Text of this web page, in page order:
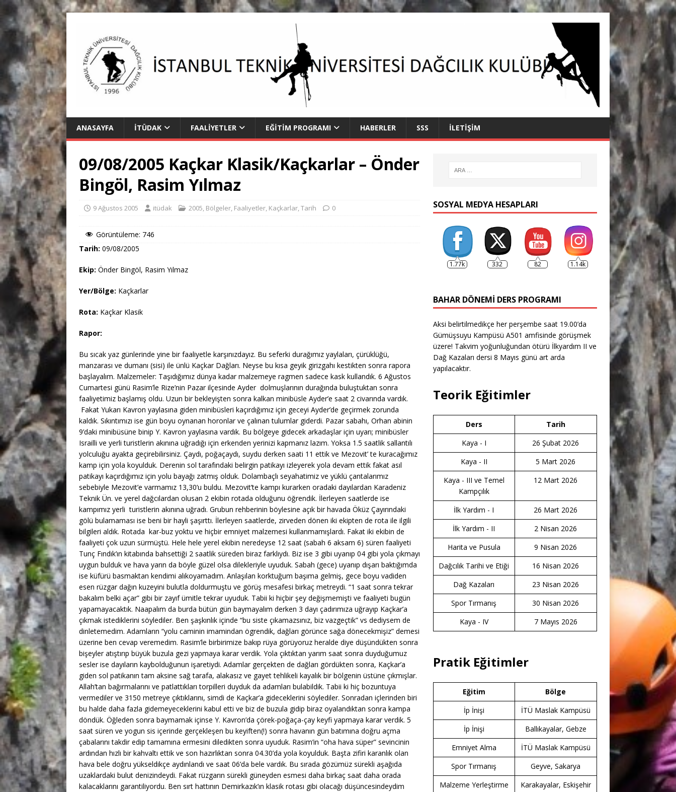
ANASAYFA İTÜDAK FAALIYETLER EĞITIM PROGRAMI HABERLER SSS İLETIŞIM
09/08/2005 Kaçkar Klasik/Kaçkarlar – Önder
Bingöl, Rasim Yılmaz
9 Ağustos 2005 itüdak 2005, Bölgeler, Faaliyetler, Kaçkarlar,Tarih 0
Görüntüleme: 746
Tarih: 09/08/2005
Ekip: Önder Bingöl, Rasim Yılmaz
Yer/Bölge: Kaçkarlar
Rota: Kaçkar Klasik
Rapor:
Bu sıcak yaz günlerinde yine bir faaliyetle karşınızdayız. Bu seferki durağımız yaylaları, çürüklüğü,
manzarası ve dumanı (sisi) ile ünlü Kaçkar Dağları. Neyse bu kısa geyik girizgahı kestikten sonra rapora
başlayalım. Malzemeler: Taşıdığımız dünya kadar malzemeye ragmen sadece kask kullandık. 6 Ağustos
Cumartesi günü Rasim’le Rize’nin Pazar ilçesinde Ayder dolmuşlarının durağında buluştuktan sonra
faaliyetimiz başlamış oldu. Uzun bir bekleyişten sonra kalkan minibüsle Ayder’e saat 2 civarında vardık.
Fakat Yukarı Kavron yaylasına giden minibüsleri kaçırdığımız için geceyi Ayder’de geçirmek zorunda
kaldık. Sıkıntımızı ise gün boyu oynanan horonlar ve çalınan tulumlar giderdi. Pazar sabahı, Orhan abinin
9’daki minibüsüne binip Y. Kavron yaylasına vardık. Bu bölgeye gidecek arkadaşlar için uyarı; minibüsler
Israilli ve yerli turistlerin akınına uğradığı için erkenden yerinizi kapmanız lazım. Yoksa 1.5 saatlik sallantılı
yolculuğu ayakta geçirebilirsiniz. Çaydı, poğaçaydı, suydu derken saati 11 ettik ve Mezovit’ te kuracağımız
kamp için yola koyulduk. Derenin sol tarafındaki belirgin patikayı izleyerek yola devam ettik fakat asıl
patikayı kaçırdığımız için yolu bayağı zatmış olduk. Dolambaçlı seyahatimiz ve yüklü çantalarımız
sebebiyle Mezovit’e varmamız 13,30’u buldu. Mezovit’te kampı kurarken oradaki dayılardan Karadeniz
Teknik Ün. ve yerel dağcılardan olusan 2 ekibin rotada olduğunu öğrendik. İlerleyen saatlerde ise
kampımız yerli turistlerin akınına uğradı. Grubun rehberinin böylesine açık bir havada Öküz Çayırındaki
gölü bulamaması ise beni bir hayli şaşırttı. İlerleyen saatlerde, zirveden dönen iki ekipten de rota ile ilgili
bilgileri aldık. Rotada kar-buz yoktu ve hiçbir emniyet malzemesi kullanmamışlardı. Fakat iki ekibin de
faaliyeti çok uzun sürmüştü. Hele hele yerel ekibin neredeyse 12 saat (sabah 6 aksam 6) süren faaliyeti
Tunç Fındık’ın kitabında bahsettiği 2 saatlik süreden biraz farklıydı. Biz ise 3 gibi uyanıp 04 gibi yola çıkmayı
uygun bulduk ve hava yarın da böyle güzel olsa dilekleriyle uyuduk. Sabah (gece) uyanıp dışarı baktığımda
ise küfürü basmaktan kendimi alıkoyamadım. Anlaşılan korktuğum başıma gelmiş, gece boyu vadiden
esen rüzgar dağın kuzeyini bulutla doldurmuştu ve görüş mesafesi birkaç metreydi. “1 saat sonra tekrar
bakalım belki açar” gibi bir zayıf ümitle tekrar uyuduk. Tabii ki hiçbir şey değişmemişti ve faaliyeti bugün
yapamayacaktık. Naapalım da burda bütün gün baymayalım derken 3 dayı çadırımıza uğrayıp Kaçkar’a
çıkmak istediklerini söylediler. Ben şaşkınlık içinde “bu siste çıkamazsınız, biz vazgeçtik” vs dediysem de
dinletemedim. Adamların “yolu caminin imamindan ögrendik, dağları görünce sağa dönecekmişiz” demesi
üzerine ben cevap veremedim. Rasim’le birbirimize bakıp rüya görüyoruz heralde diye düşündükten sonra
bişeyler atıştırıp büyük buzula gezi yapmaya karar verdik. Yola çıktıktan yarım saat sonra duyduğumuz
sesler ise dayıların kaybolduğunun işaretiydi. Adamlar gerçekten de dağları gördükten sonra, Kaçkar’a
giden sol patikanın tam aksine sağ tarafa, alakasız ve gayet tehlikeli kayalık bir bölgenin üstüne çıkmışlar.
Allah’tan bağırmalarını ve patlattıkları torpilleri duyduk da adamları bulabildik. Tabii ki hiç bozuntuya
vermediler ve 3150 metreye çıktıklarını, simdi de Kaçkar’a gideceklerini söylediler. Sonradan içlerinden biri
bu halde daha fazla gidemeyeceklerini kabul etti ve biz de buzula gidip biraz oyalandıktan sonra kampa
döndük. Öğleden sonra baymamak içinse Y. Kavron’da çörek-poğaça-çay keyfi yapmaya karar verdik. 5
saat süren ve yogun sis içerinde gerçekleşen bu keyiften(!) sonra havanın gün batımına doğru açma
çabalarını takdir edip tamamına ermesini diledikten sonra uyuduk. Rasim’in “oha hava süper” sevincinin
ardından hızlı bir kahvaltı ettik ve son hazırlıktan sonra 04.30’da yola koyulduk. Başta zifiri karanlık olan
hava bele doğru yükseldikçe aydınlandı ve saat 06’da bele vardık. Bu sırada gözümüz sürekli aşağıda
uzaklardaki bulut denizindeydi. Fakat rüzgarın sürekli güneyden esmesi daha birkaç saat daha orada
kalacaklarını garantiliyordu. Ben sırt hattının Demirkazık’ın klasik rotası gibi olacağı düşüncesindeydim
SOSYAL MEDYA HESAPLARI
1.77k 332 82 1.14k
BAHAR DÖNEMI DERS PROGRAMI
Aksi belirtilmedikçe her perşembe saat 19.00’da
Gümüşsuyu Kampüsü A501 amfisinde görüşmek
üzere! Takvim yoğunluğundan ötürü İlkyardım II ve
Dağ Kazaları dersi 8 Mayıs günü art arda
yapılacaktır.
Teorik Eğitimler
Ders
Tarih
Kaya - I
26 Şubat 2026
Kaya - II
5 Mart 2026
Kaya - III ve Temel
Kampçılık
12 Mart 2026
İlk Yardım - I
26 Mart 2026
İlk Yardım - II
2 Nisan 2026
Harita ve Pusula
9 Nisan 2026
Dağcılık Tarihi ve Etiği
16 Nisan 2026
Dağ Kazaları
23 Nisan 2026
Spor Tırmanış
30 Nisan 2026
Kaya - IV
7 Mayıs 2026
Pratik Eğitimler
Eğitim
Bölge
İp İnişi
İTÜ Maslak Kampüsü
İp İnişi
Ballıkayalar, Gebze
Emniyet Alma
İTÜ Maslak Kampüsü
Spor Tırmanış
Geyve, Sakarya
Malzeme Yerleştirme
Karakayalar, Eskişehir